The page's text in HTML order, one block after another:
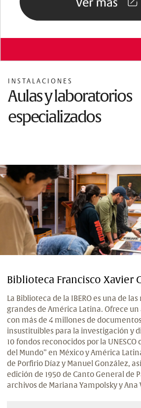
INSTALACIONES
Aulas y laboratorios
especializados
Biblioteca Francisco Xavier
La Biblioteca de la IBERO es una de
grandes de América Latina. Ofrece
con más de 4 millones de
insustituibles para la investigación y
10 fondos reconocidos por la UNESCO
del Mundo” en México y América
de Porfirio Díaz y Manuel González,
edición de 1950 de Canto General de
archivos de Mariana Yampolsky y Ana